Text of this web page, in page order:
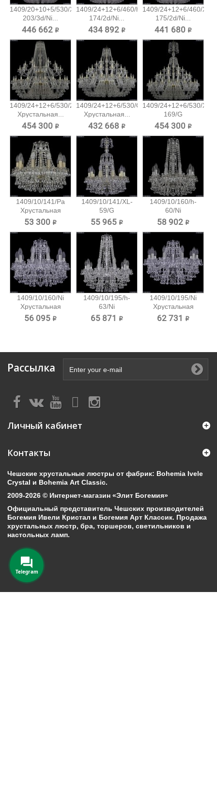
1409/20+10+5/530/XL-
203/3d/Ni...
446 662 ₽
1409/24+12+6/460/h-
174/2d/Ni...
434 892 ₽
1409/24+12+6/460/XL-
175/2d/Ni...
441 680 ₽
1409/24+12+6/530/2d/G
Хрустальная...
454 300 ₽
1409/24+12+6/530/G
Хрустальная...
432 668 ₽
1409/24+12+6/530/XL-
169/G
Хрустальная...
454 300 ₽
1409/10/141/Pa
Хрустальная
подвесная...
53 300 ₽
1409/10/141/XL-
59/G
Хрустальная...
55 965 ₽
1409/10/160/h-
60/Ni
Хрустальная...
58 902 ₽
1409/10/160/Ni
Хрустальная
подвесная...
56 095 ₽
1409/10/195/h-
63/Ni
Хрустальная...
65 871 ₽
1409/10/195/Ni
Хрустальная
подвесная...
62 731 ₽
Рассылка
Личный кабинет
Контакты
Чешские хрустальные люстры от фабрик: Bohemia Ivele
Crystal и Bohemia Art Classic.
2009-2026 © Интернет-магазин «Элит Богемия»
Официальный представитель Чешских производителей
Богемия Ивели Кристал и Богемия Арт Классик. Продажа
хрустальных люстр, бра, торшеров, светильников и
настольных ламп.
Telegram